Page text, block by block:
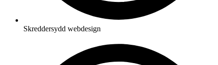
Skreddersydd webdesign